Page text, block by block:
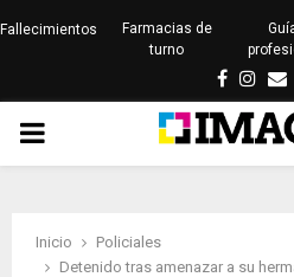
Fallecimientos
Farmacias de
turno
PRIMARY
Inicio
Policiales
Detenido tras amenazar a su